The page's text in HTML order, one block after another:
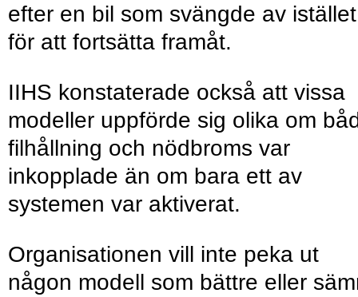
efter en bil som svängde av istället
för att fortsätta framåt.
IIHS konstaterade också att vissa
modeller uppförde sig olika om
filhållning och nödbroms var
inkopplade än om bara ett av
systemen var aktiverat.
Organisationen vill inte peka ut
någon modell som bättre eller